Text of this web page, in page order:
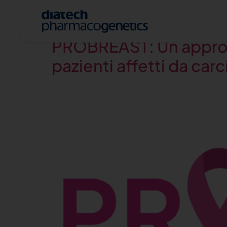
Day:November
PROBREAST: Un
pazienti affetti da